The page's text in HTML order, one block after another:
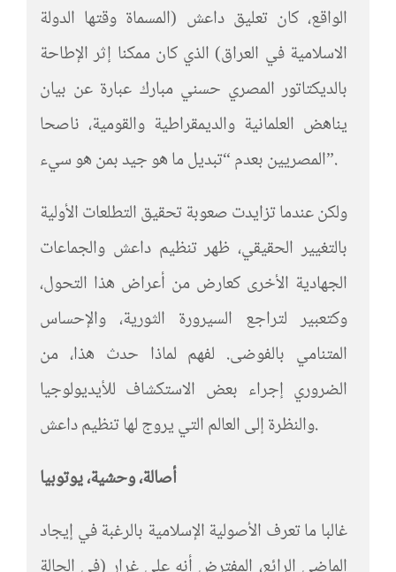
الواقع، كان تعليق داعش (المسماة وقتها الدولة
الاسلامية في العراق) الذي كان ممكنا إثر الإطاحة
بالديكتاتور المصري حسني مبارك عبارة عن بيان
يناهض العلمانية والديمقراطية والقومية، ناصحا
المصريين بعدم “تبديل ما هو جيد بمن هو سيء”.
ولكن عندما تزايدت صعوبة تحقيق التطلعات الأولية
بالتغيير الحقيقي، ظهر تنظيم داعش والجماعات
الجهادية الأخرى كعارض من أعراض هذا التحول،
وكتعبير لتراجع السيرورة الثورية، والإحساس
المتنامي بالفوضى. لفهم لماذا حدث هذا، من
الضروري إجراء بعض الاستكشاف للأيديولوجيا
والنظرة إلى العالم التي يروج لها تنظيم داعش.
أصالة، وحشية، يوتوبيا
غالبا ما تعرف الأصولية الإسلامية بالرغبة في إيجاد